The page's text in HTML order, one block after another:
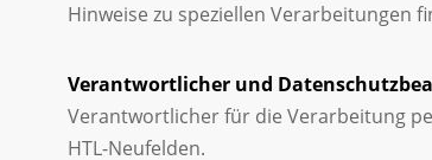
Hinweise zu speziellen Verarbeitungen
Verantwortlicher und
Verantwortlicher für die Verarbeitung
HTL-Neufelden.